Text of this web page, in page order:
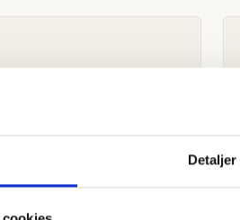
Detaljer